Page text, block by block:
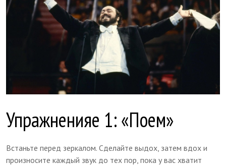
Упражненияе 1: «Поем»
Встаньте перед зеркалом. Сделайте выдох, затем вдох и
произносите каждый звук до тех пор, пока у вас хватит